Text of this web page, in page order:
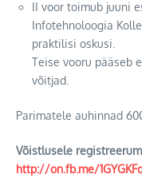
II voor toimub juuni
Infotehnoloogia
praktilisi oskusi.
Teise vooru pääseb
võitjad.
Parimatele auhinnad
Võistlusele
http://on.fb.me/